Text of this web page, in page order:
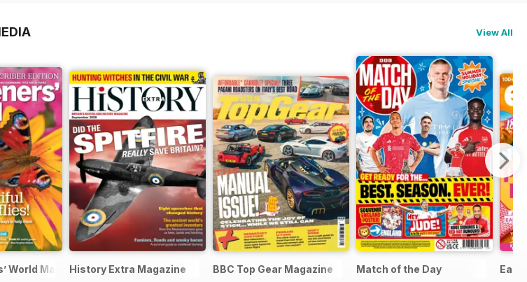
View All
World MagazineHistory Extra Magazine BBC Top Gear Magazine Match of the Day Easy